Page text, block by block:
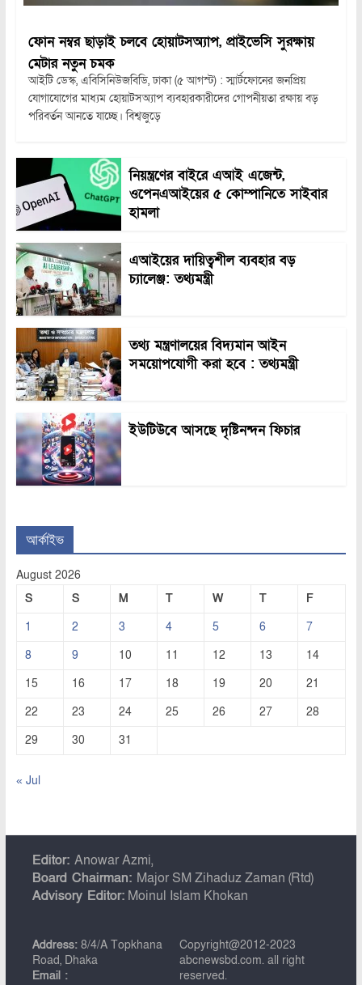
ফোন নম্বর ছাড়াই চলবে হোয়াটসঅ্যাপ, প্রাইভেসি সুরক্ষায়
মেটার নতুন চমক
আইটি ডেস্ক, এবিসিনিউজবিডি, ঢাকা (৫ আগস্ট) : স্মার্টফোনের জনপ্রিয়
যোগাযোগের মাধ্যম হোয়াটসঅ্যাপ ব্যবহারকারীদের গোপনীয়তা রক্ষায় বড়
পরিবর্তন আনতে যাচ্ছে। বিশ্বজুড়ে
নিয়ন্ত্রণের বাইরে এআই এজেন্ট,
ওপেনএআইয়ের ৫ কোম্পানিতে সাইবার
হামলা
এআইয়ের দায়িত্বশীল ব্যবহার বড়
চ্যালেঞ্জ: তথ্যমন্ত্রী
তথ্য মন্ত্রণালয়ের বিদ্যমান আইন
সময়োপযোগী করা হবে : তথ্যমন্ত্রী
ইউটিউবে আসছে দৃষ্টিনন্দন ফিচার
আর্কাইভ
August 2026
S
S M T W T
F
1
2 3 4 5 6
7
8
9 10 11 12 13
14
15
16 17 18 19 20
21
22
23 24 25 26 27
28
29
30 31
« Jul
Editor: Anowar Azmi,
Board Chairman: Major SM Zihaduz Zaman (Rtd)
Advisory Editor:Moinul Islam Khokan
Address:8/4/A Topkhana
Road, Dhaka
Email :
Copyright@2012-2023
abcnewsbd.com. all right
reserved.